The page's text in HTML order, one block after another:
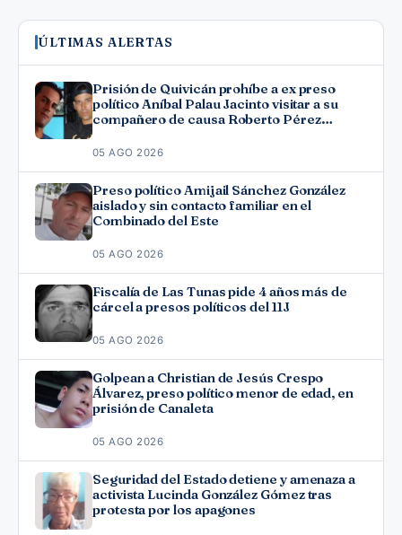
ÚLTIMAS ALERTAS
Prisión de Quivicán prohíbe a ex preso
político Aníbal Palau Jacinto visitar a su
compañero de causa Roberto Pérez
05 AGO 2026
Preso político Amijail Sánchez González
aislado y sin contacto familiar en el
Combinado del Este
05 AGO 2026
Fiscalía de Las Tunas pide 4 años más de
cárcel a presos políticos del 11J
05 AGO 2026
Golpean a Christian de Jesús Crespo
Álvarez, preso político menor de edad, en
prisión de Canaleta
05 AGO 2026
Seguridad del Estado detiene y amenaza a
activista Lucinda González Gómez tras
protesta por los apagones